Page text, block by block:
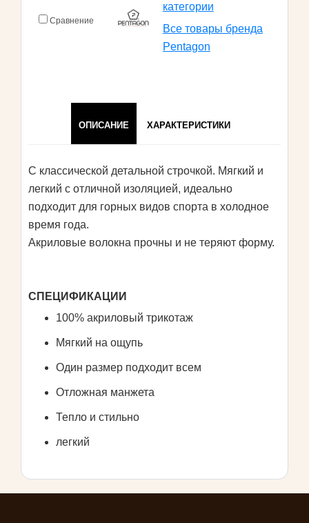
Сравнение
категории
Все товары бренда
Pentagon
ОПИСАНИЕ ХАРАКТЕРИСТИКИ
С классической детальной строчкой. Мягкий и
легкий с отличной изоляцией, идеально
подходит для горных видов спорта в холодное
время года.
Акриловые волокна прочны и не теряют форму.
СПЕЦИФИКАЦИИ
100% акриловый трикотаж
Мягкий на ощупь
Один размер подходит всем
Отложная манжета
Тепло и стильно
легкий